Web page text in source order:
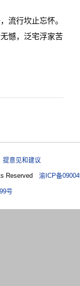
流行坎止忘怀。
憾，泛宅浮家苦
意见和建议
Reserved 渝ICP备
号